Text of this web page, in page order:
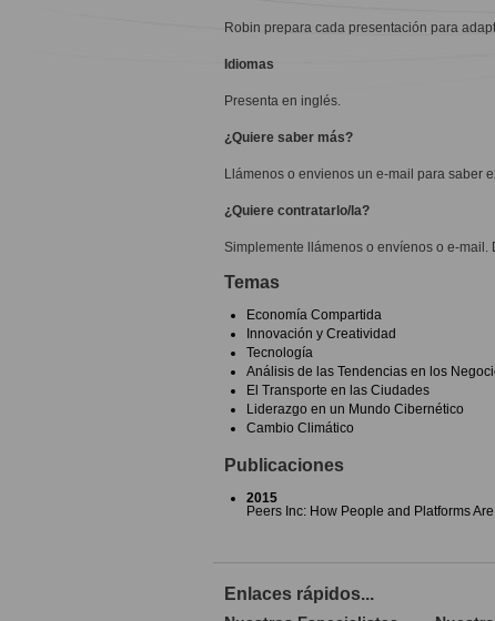
Robin prepara cada presentación para
Idiomas
Presenta en inglés.
¿Quiere saber más?
Llámenos o envienos un e-mail para saber
¿Quiere contratarlo/la?
Simplemente llámenos o envíenos o e-mail.
Temas
Economía Compartida
Innovación y Creatividad
Tecnología
Análisis de las Tendencias en los
El Transporte en las Ciudades
Liderazgo en un Mundo Cibernético
Cambio Climático
Publicaciones
2015
Peers Inc: How People and Platforms
Enlaces rápidos...